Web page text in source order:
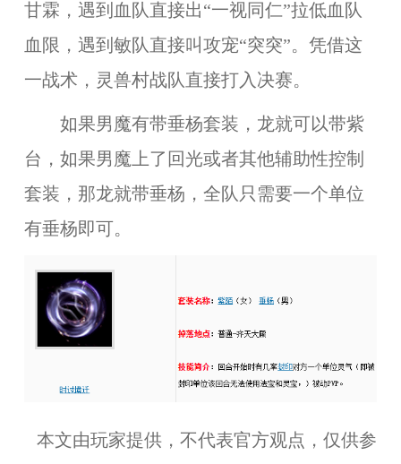
甘霖，遇到血队直接出“一视同仁”拉低血队
血限，遇到敏队直接叫攻宠“突突”。凭借这
一战术，灵兽村战队直接打入决赛。
如果男魔有带垂杨套装，龙就可以带紫
台，如果男魔上了回光或者其他辅助性控制
套装，那龙就带垂杨，全队只需要一个单位
有垂杨即可。
本文由玩家提供，不代表官方观点，仅供参